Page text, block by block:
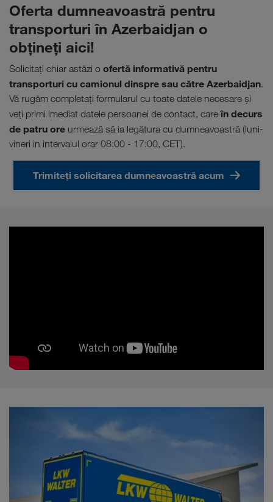
Oferta dumneavoastră pentru
transporturi în Azerbaidjan o
obţineţi aici!
Solicitaţi chiar astăzi o ofertă informativă pentru
transporturi cu camionul dinspre sau către Azerbaidjan.
Vă rugăm completați formularul cu toate datele necesare și
veți primi imediat datele persoanei de contact, careîn decurs
de patru ore urmează să ia legătura cu dumneavoastră (luni-
vineri in intervalul orar 08:00 - 17:00, CET).
Trimiteți solicitarea dumneavoastră acum